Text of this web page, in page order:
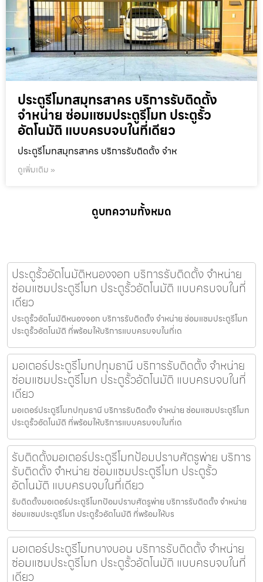
ประตูรีโมทสมุทรสาคร บริการรับติดตั้ง
จำหน่าย ซ่อมแซมประตูรีโมท ประตูรั้ว
อัตโนมัติ แบบครบจบในที่เดียว
ประตูรีโมทสมุทรสาคร บริการรับติดตั้ง จำห
ดูเพิ่มเติม »
ดูบทความทั้งหมด
ประตูรั้วอัตโนมัติหนองจอก บริการรับติดตั้ง จำหน่าย
ซ่อมแซมประตูรีโมท ประตูรั้วอัตโนมัติ แบบครบจบในที่
เดียว
ประตูรั้วอัตโนมัติหนองจอก บริการรับติดตั้ง จำหน่าย ซ่อมแซมประตูรีโมท
ประตูรั้วอัตโนมัติ ที่พร้อมให้บริการแบบครบจบในที่เด
มอเตอร์ประตูรีโมทปทุมธานี บริการรับติดตั้ง จำหน่าย
ซ่อมแซมประตูรีโมท ประตูรั้วอัตโนมัติ แบบครบจบในที่
เดียว
มอเตอร์ประตูรีโมทปทุมธานี บริการรับติดตั้ง จำหน่าย ซ่อมแซมประตูรีโมท
ประตูรั้วอัตโนมัติ ที่พร้อมให้บริการแบบครบจบในที่เด
รับติดตั้งมอเตอร์ประตูรีโมทป้อมปราบศัตรูพ่าย บริการ
รับติดตั้ง จำหน่าย ซ่อมแซมประตูรีโมท ประตูรั้ว
อัตโนมัติ แบบครบจบในที่เดียว
รับติดตั้งมอเตอร์ประตูรีโมทป้อมปราบศัตรูพ่าย บริการรับติดตั้ง จำหน่าย
ซ่อมแซมประตูรีโมท ประตูรั้วอัตโนมัติ ที่พร้อมให้บร
มอเตอร์ประตูรีโมทบางบอน บริการรับติดตั้ง จำหน่าย
ซ่อมแซมประตูรีโมท ประตูรั้วอัตโนมัติ แบบครบจบในที่
เดียว